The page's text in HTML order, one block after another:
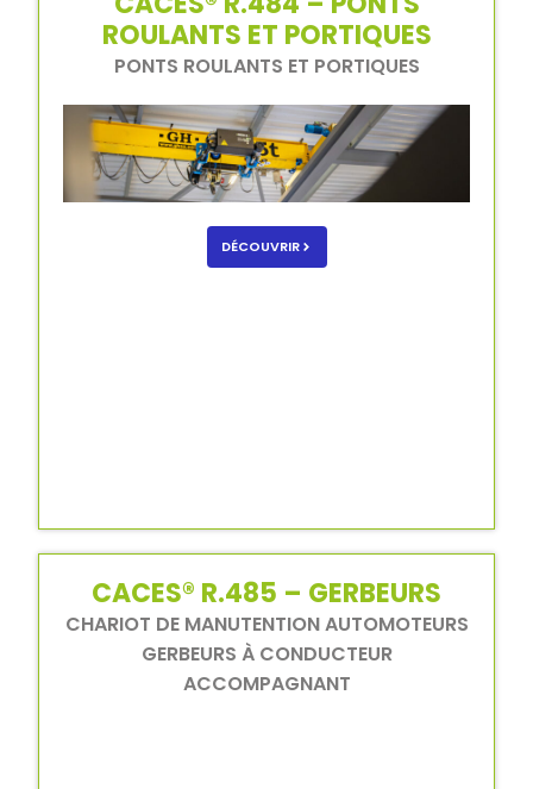
ROULANTS ET PORTIQUES
PONTS ROULANTS ET PORTIQUES
DÉCOUVRIR
CACES® R.485 – GERBEURS
CHARIOT DE MANUTENTION AUTOMOTEURS
GERBEURS À CONDUCTEUR
ACCOMPAGNANT